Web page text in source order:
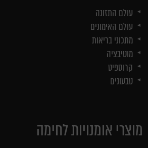
עולם התזונה
עולם האימונים
מתכוני בריאות
מוטיבציה
קרוספיט
טבעונים
מוצרי אומנויות לחימה